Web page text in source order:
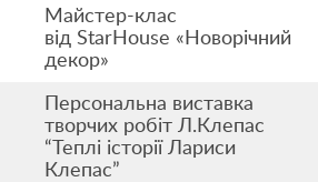
Майстер-клас
від StarHouse «Новорічний
декор»
Персональна виставка
творчих робіт Л.Клепас
“Теплі історії Лариси
Клепас”